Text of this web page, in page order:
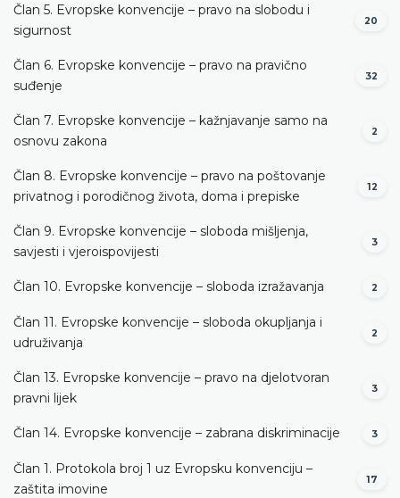
Član 5. Evropske konvencije – pravo na slobodu i
sigurnost
20
Član 6. Evropske konvencije – pravo na pravično
suđenje
32
Član 7. Evropske konvencije – kažnjavanje samo na
osnovu zakona
2
Član 8. Evropske konvencije – pravo na poštovanje
privatnog i porodičnog života, doma i prepiske
12
Član 9. Evropske konvencije – sloboda mišljenja,
savjesti i vjeroispovijesti
3
Član 10. Evropske konvencije – sloboda izražavanja 2
Član 11. Evropske konvencije – sloboda okupljanja i
udruživanja
2
Član 13. Evropske konvencije – pravo na djelotvoran
pravni lijek
3
Član 14. Evropske konvencije – zabrana diskriminacije 3
Član 1. Protokola broj 1 uz Evropsku konvenciju –
zaštita imovine
17